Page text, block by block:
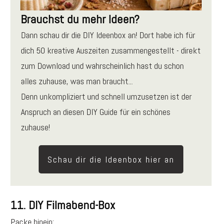
Brauchst du mehr Ideen?
Dann schau dir die DIY Ideenbox an! Dort habe ich für
dich 50 kreative Auszeiten zusammengestellt - direkt
zum Download und wahrscheinlich hast du schon
alles zuhause, was man braucht...
Denn unkompliziert und schnell umzusetzen ist der
Anspruch an diesen DIY Guide für ein schönes
zuhause!
Schau dir die Ideenbox hier an
11. DIY Filmabend-Box